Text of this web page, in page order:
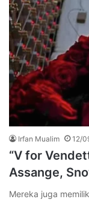
Irfan Mualim 12/
“V for
Assange,
Mereka juga